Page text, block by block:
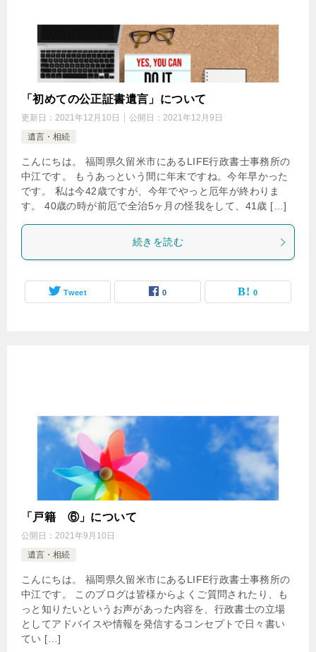
「初めての公正証書遺言」について
更新日： 2021年12月10日 公開日： 2021年12月9日
遺言・相続
こんにちは。 福岡県久留米市にあるLIFE行政書士事務所の
中江です。 もうあっという間に年末ですね。今年早かった
です。 私は今42歳ですが、今年でやっと厄年が終わりま
す。 40歳の時が前厄で全治5ヶ月の怪我をして、41歳 […]
続きを読む
Tweet 0 0
「戸籍 ⑥」について
公開日： 2021年9月10日
遺言・相続
こんにちは。 福岡県久留米市にあるLIFE行政書士事務所の
中江です。 このブログは皆様からよくご質問されたり、も
っと知りたいというお声があった内容を、行政書士の立場
としてアドバイスや情報を発信するコンセプトで日々書い
てい […]